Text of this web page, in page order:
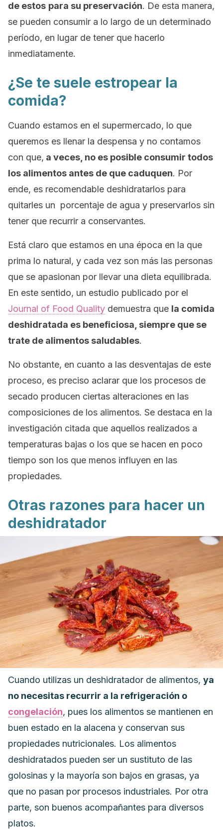
de estos para su preservación. De esta manera,
se pueden consumir a lo largo de un determinado
período, en lugar de tener que hacerlo
inmediatamente.
¿Se te suele estropear la
comida?
Cuando estamos en el supermercado, lo que
queremos es llenar la despensa y no contamos
con que, a veces, no es posible consumir todos
los alimentos antes de que caduquen. Por
ende, es recomendable deshidratarlos para
quitarles un porcentaje de agua y preservarlos sin
tener que recurrir a conservantes.
Está claro que estamos en una época en la que
prima lo natural, y cada vez son más las personas
que se apasionan por llevar una dieta equilibrada.
En este sentido, un estudio publicado por el
Journal of Food Quality demuestra que la comida
deshidratada es beneficiosa, siempre que se
trate de alimentos saludables.
No obstante, en cuanto a las desventajas de este
proceso, es preciso aclarar que los procesos de
secado producen ciertas alteraciones en las
composiciones de los alimentos. Se destaca en la
investigación citada que aquellos realizados a
temperaturas bajas o los que se hacen en poco
tiempo son los que menos influyen en las
propiedades.
Otras razones para hacer un
deshidratador
Cuando utilizas un deshidratador de alimentos, ya
no necesitas recurrir a la refrigeración o
congelación, pues los alimentos se mantienen en
buen estado en la alacena y conservan sus
propiedades nutricionales. Los alimentos
deshidratados pueden ser un sustituto de las
golosinas y la mayoría son bajos en grasas, ya
que no pasan por procesos industriales. Por otra
parte, son buenos acompañantes para diversos
platos.